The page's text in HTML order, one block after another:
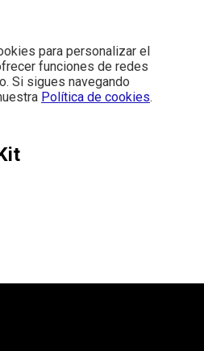
para personalizar el
funciones de redes
Si sigues navegando
Política de cookies.